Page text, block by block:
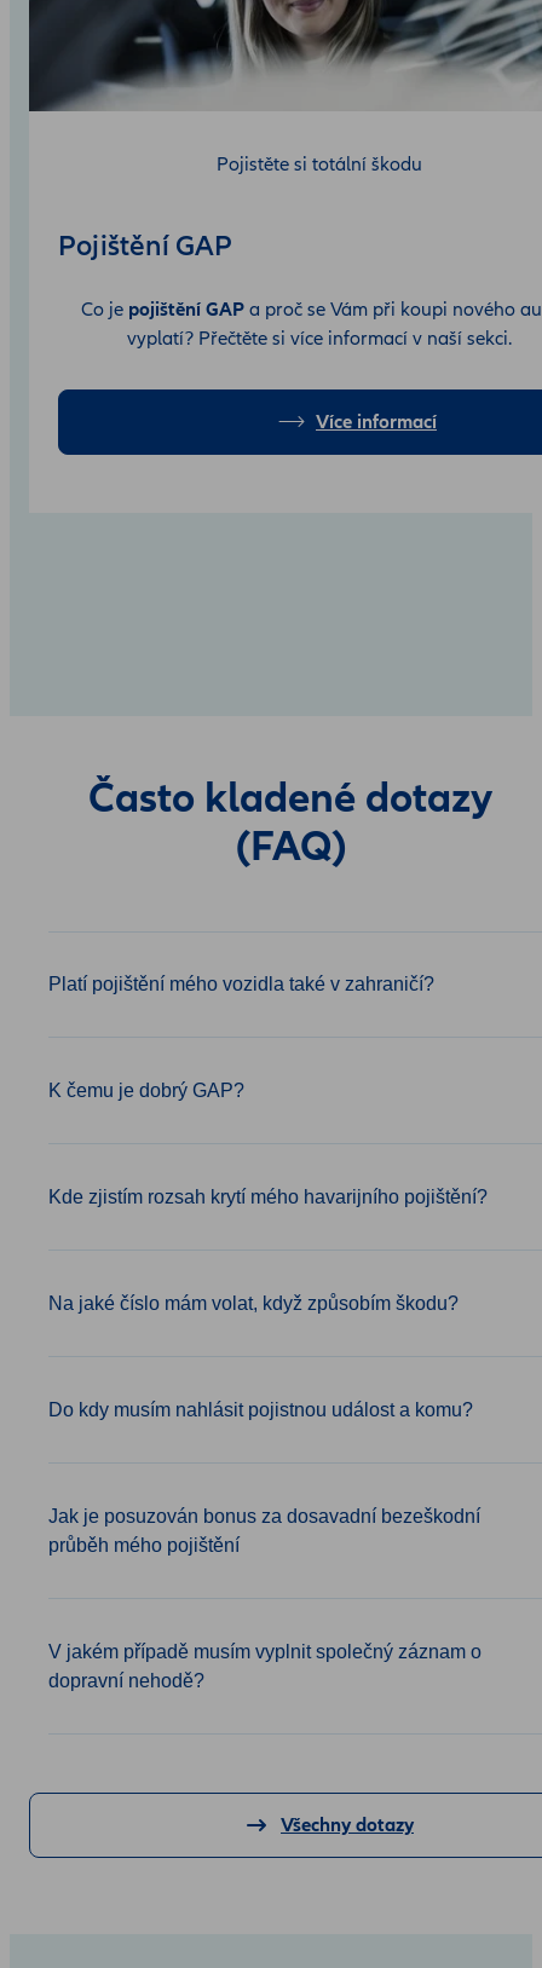
Pojistěte si totální škodu
Pojištění GAP
Co je pojištění GAPa proč se Vám při koupi nového
vyplatí? Přečtěte si více informací v naší sekci.
Více informací
Často kladené dotazy
(FAQ)
Platí pojištění mého vozidla také v zahraničí?
K čemu je dobrý GAP?
Kde zjistím rozsah krytí mého havarijního pojištění?
Na jaké číslo mám volat, když způsobím škodu?
Do kdy musím nahlásit pojistnou událost a komu?
Jak je posuzován bonus za dosavadní bezeškodní
průběh mého pojištění
V jakém případě musím vyplnit společný záznam o
dopravní nehodě?
Všechny dotazy